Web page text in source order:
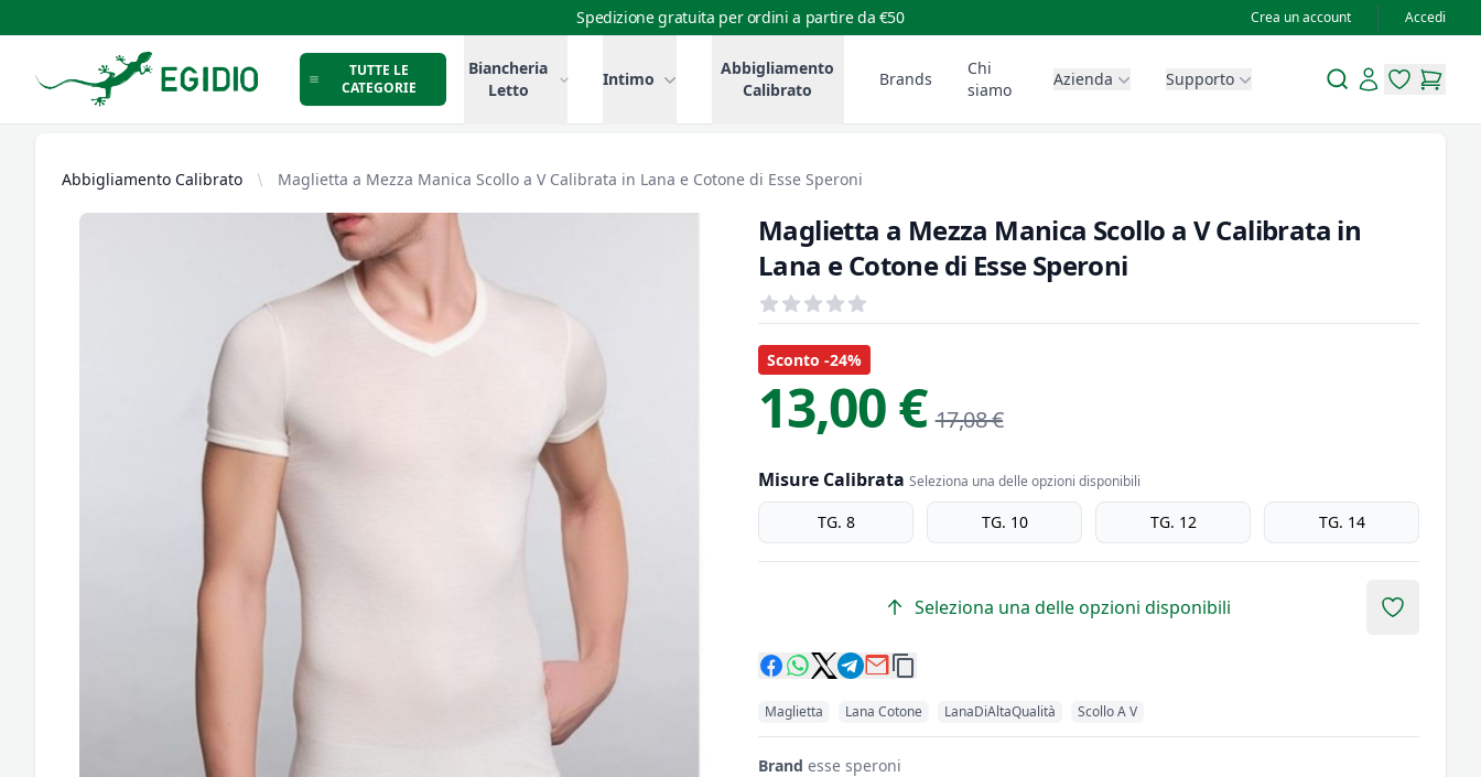
Spedizione gratuita per ordini a partire da €50 Crea un account Accedi
Intimo Egidio
TUTTE LE
CATEGORIE
Biancheria
Letto
Intimo
Abbigliamento
Calibrato
Brands
Chi
siamo
Azienda Supporto SearchAccount
items in
items
Abbigliamento Calibrato Maglietta a Mezza Manica Scollo a V Calibrata in Lana e Cotone di Esse Speroni
Maglietta a Mezza Manica Scollo a V Calibrata in
Lana e Cotone di Esse Speroni
Recensioni
out of 5 stars
Informazioni Prodotto
Descrizione riassuntiva
Sconto -24%
13,00 € 17,08 €
Misure Calibrata Seleziona una delle opzioni disponibili
misure calibrata
TG. 8 TG. 10 TG. 12 TG. 14
Seleziona una delle opzioni disponibili Add to
Maglietta Lana Cotone LanaDiAltaQualità Scollo A V
Brand esse speroni